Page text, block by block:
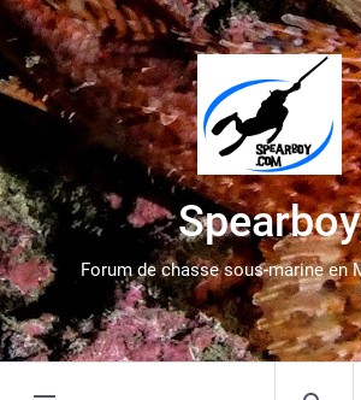
Spearboy
Forum de chasse sous-marine en